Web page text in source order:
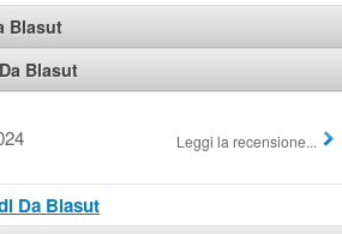
Blasut
Blasut
Leggi la recensione...
Da Blasut